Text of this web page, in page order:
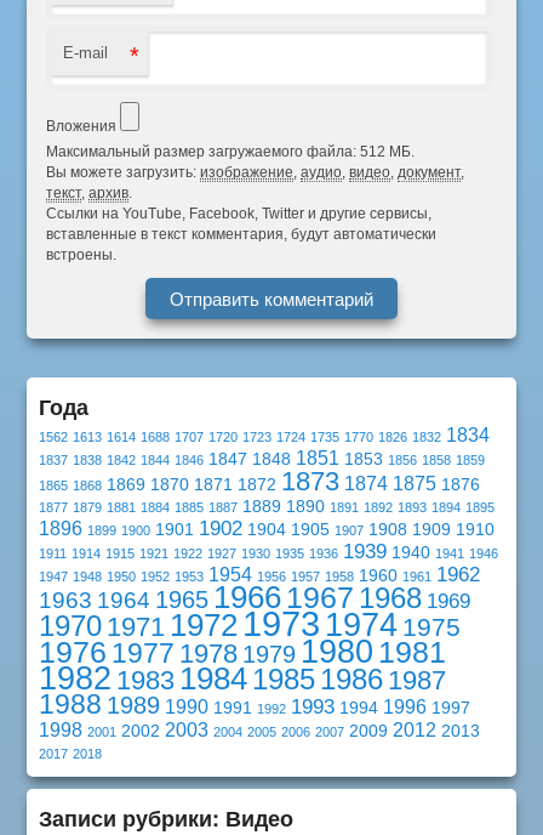
E-mail *
Вложения
Максимальный размер загружаемого файла: 512 МБ.
Вы можете загрузить:изображение ,аудио ,видео документ,
текст,архив
Ссылки на YouTube, Facebook, Twitter и другие сервисы,
вставленные в текст комментария, будут автоматически
встроены.
Года
1562 1613 1614 1688 1707 1720 1723 1724 1735 1770 1826 1832 1834
1837 1838 1842 1844 1846 1847 1848 1851 1853 1856 1858 1859
1865 1868 1869 1870 1871 1872 1873 1874 1875 1876
1877 1879 1881 1884 1885 1887 1889 1890 1891 1892 1893 1894 1895
1896 1899 1900 1901 1902 1904 1905 1907 1908 1909 1910
1911 1914 1915 1921 1922 1927 1930 1935 1936 1939 1940 1941 1946
1947 1948 1950 1952 1953 1954 1956 1957 1958 1960 1961 1962
1963 1964 1965 1966 1967 1968 1969
1970 1971 1972 1973 1974 1975
1976 1977 1978 1979 1980 1981
1982 1983 198419851986 1987
1988 1989 1990 1991 1992 1993 1994 1996 1997
1998 2001 2002 2003 2004 2005 2006 2007 2009 2012 2013
2017 2018
Записи рубрики: Видео